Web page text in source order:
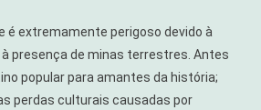
é extremamente perigoso devido à
presença de minas terrestres. Antes
popular para amantes da história;
perdas culturais causadas por